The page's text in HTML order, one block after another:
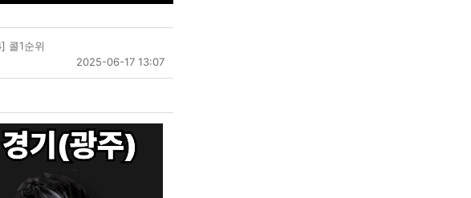
콜1순위
2025-06-17 13:07